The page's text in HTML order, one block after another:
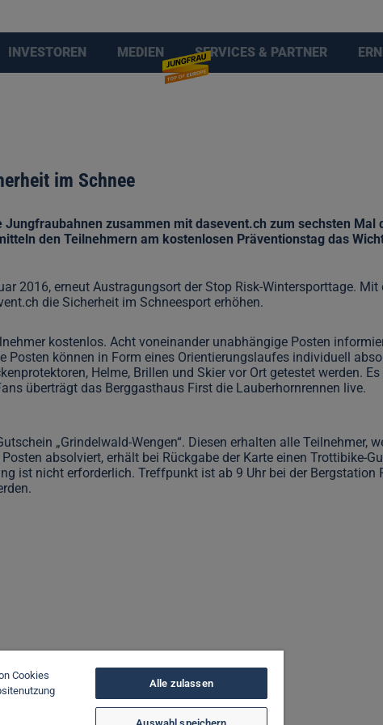
INVESTOREN MEDIEN SERVICES & PARTNER
im Schnee
zusammen mit dasevent.ch zum sechsten Mal
den Teilnehmern am kostenlosen Präventionstag das
2016, erneut Austragungsort der Stop Risk-Wintersporttage.
die Sicherheit im Schneesport erhöhen.
kostenlos. Acht voneinander unabhängige Posten
Posten können in Form eines Orientierungslaufes individuell
Helme, Brillen und Skier vor Ort getestet werden.
überträgt das Berggasthaus First die Lauberhornrennen live.
„Grindelwald-Wengen“. Diesen erhalten alle Teilnehmer,
absolviert, erhält bei Rückgabe der Karte einen Trottibike-
ist nicht erforderlich. Treffpunkt ist ab 9 Uhr bei der Bergstation
Cookies
Alle zulassen